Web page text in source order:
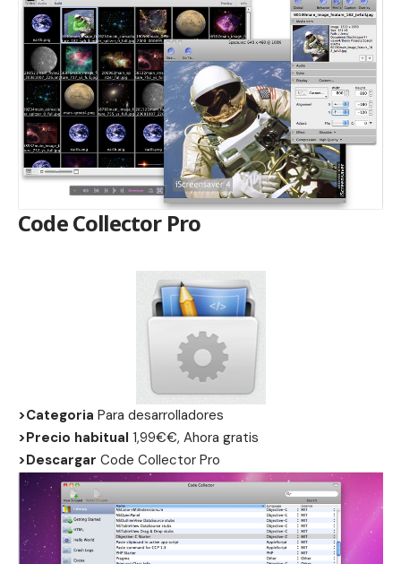
Code Collector Pro
>Categoria Para desarrolladores
>Precio habitual 1,99€€, Ahora gratis
>Descargar Code Collector Pro